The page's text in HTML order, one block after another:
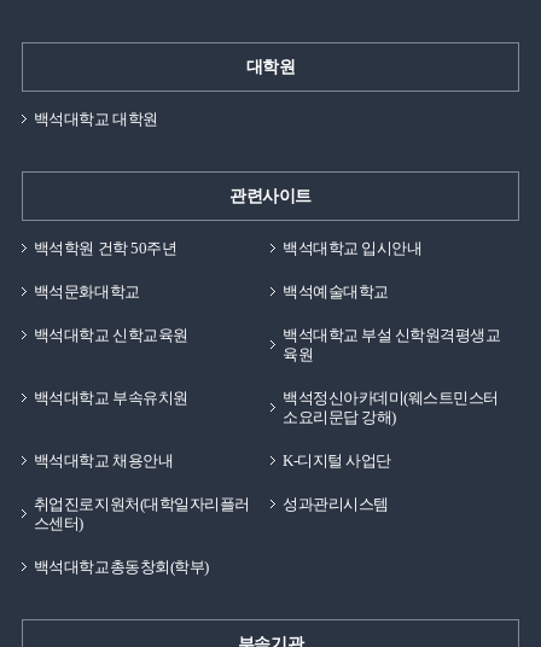
대학원
백석대학교 대학원
관련사이트
백석학원 건학 50주년 백석대학교 입시안내
백석문화대학교 백석예술대학교
백석대학교 신학교육원
백석대학교 부설 신학원격평생교
육원
백석대학교 부속유치원
백석정신아카데미(웨스트민스터
소요리문답 강해)
백석대학교 채용안내 K-디지털 사업단
취업진로지원처(대학일자리플러
스센터)
성과관리시스템
백석대학교총동창회(학부)